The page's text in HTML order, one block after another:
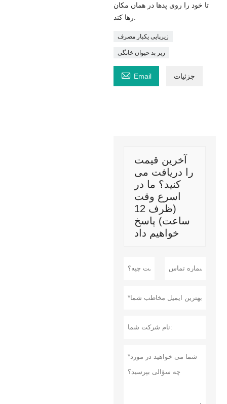
تا خود را روی پدها در همان مکان
زیرپایی یکبار مصرف
زیر پد حیوان خانگی
 Email جزئیات
آخرین قیمت
را دریافت می
کنید؟ ما در
اسرع وقت
(ظرف 12
ساعت) پاسخ
خواهیم داد